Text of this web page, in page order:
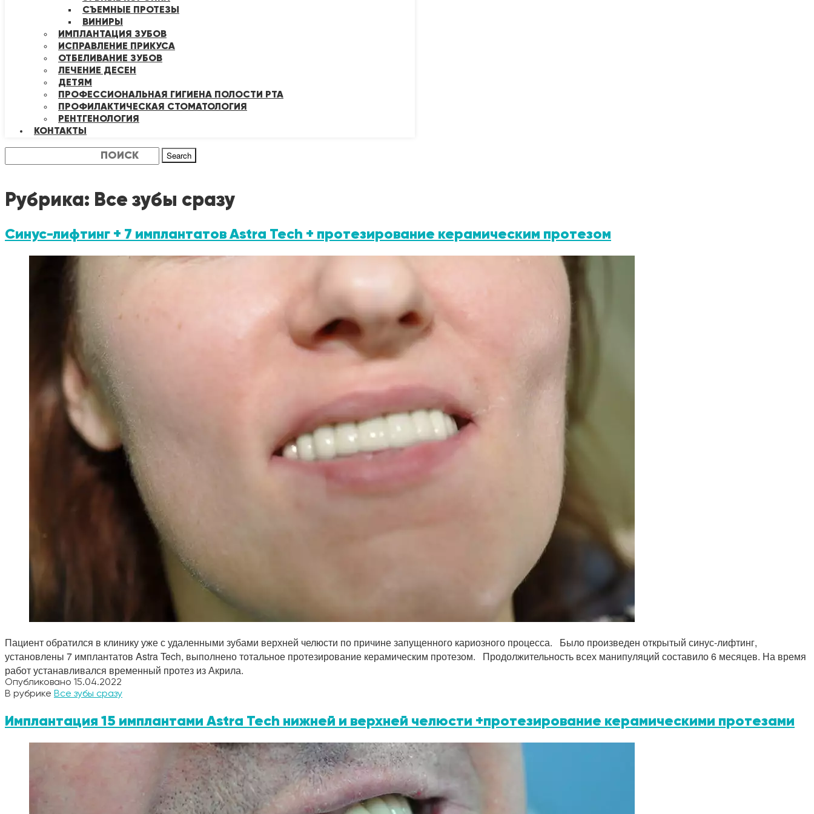
СЪЕМНЫЕ ПРОТЕЗЫ
ВИНИРЫ
ИМПЛАНТАЦИЯ ЗУБОВ
ИСПРАВЛЕНИЕ ПРИКУСА
ОТБЕЛИВАНИЕ ЗУБОВ
ЛЕЧЕНИЕ ДЕСЕН
ДЕТЯМ
ПРОФЕССИОНАЛЬНАЯ ГИГИЕНА ПОЛОСТИ РТА
ПРОФИЛАКТИЧЕСКАЯ СТОМАТОЛОГИЯ
РЕНТГЕНОЛОГИЯ
КОНТАКТЫ
Search
Рубрика: Все зубы сразу
Синус-лифтинг + 7 имплантатов Astra Tech + протезирование керамическим протезом
Пациент обратился в клинику уже с удаленными зубами верхней челюсти по причине запущенного кариозного процесса. Было произведен открытый синус-лифтинг,
установлены 7 имплантатов Astra Tech, выполнено тотальное протезирование керамическим протезом. Продолжительность всех манипуляций составило 6 месяцев. На время
работ устанавливался временный протез из Акрила.
Опубликовано 15.04.2022
В рубрике Все зубы сразу
Имплантация 15 имплантами Astra Tech нижней и верхней челюсти +протезирование керамическими протезами